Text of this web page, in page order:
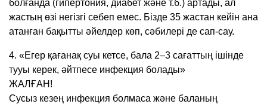
болғанда (гипертония, диабет және т.б.) артады, ал
жастың өзі негізгі себеп емес. Бізде 35 жастан кейін ана
атанған бақытты әйелдер көп, сәбилері де сап-сау.
4. «Егер қағанақ суы кетсе, бала 2–3 сағаттың ішінде
тууы керек, әйтпесе инфекция болады»
ЖАЛҒАН!
Сусыз кезең инфекция болмаса және баланың